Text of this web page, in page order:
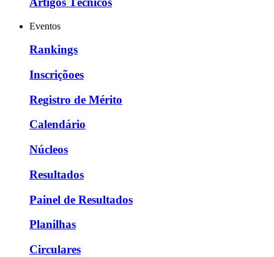
Eventos
Rankings
Inscriçõoes
Registro de Mérito
Calendário
Núcleos
Resultados
Painel de Resultados
Planilhas
Circulares